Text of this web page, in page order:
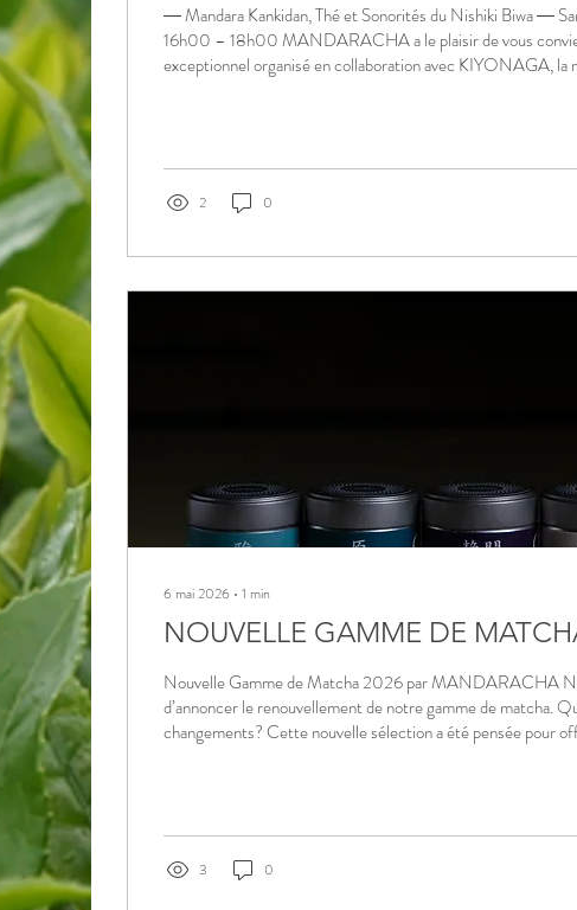
― Mandara Kankidan, Thé et Sonorités du Nishiki Biwa ―
16h00 – 18h00 MANDARACHA a le plaisir de vous
exceptionnel organisé en collaboration avec KIYONAGA, la
du thé et de la musique....
2 0
6 mai 2026 ∙ 1 min
NOUVELLE GAMME DE
Nouvelle Gamme de Matcha 2026 par MANDARACHA
d’annoncer le renouvellement de notre gamme de matcha.
changements? Cette nouvelle sélection a été pensée pour
procédé à de légers ajustements...
3 0